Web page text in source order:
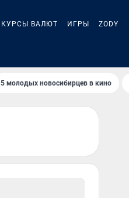
КУРСЫ ВАЛЮТ ИГРЫ ZODY
5 молодых новосибирцев в кино